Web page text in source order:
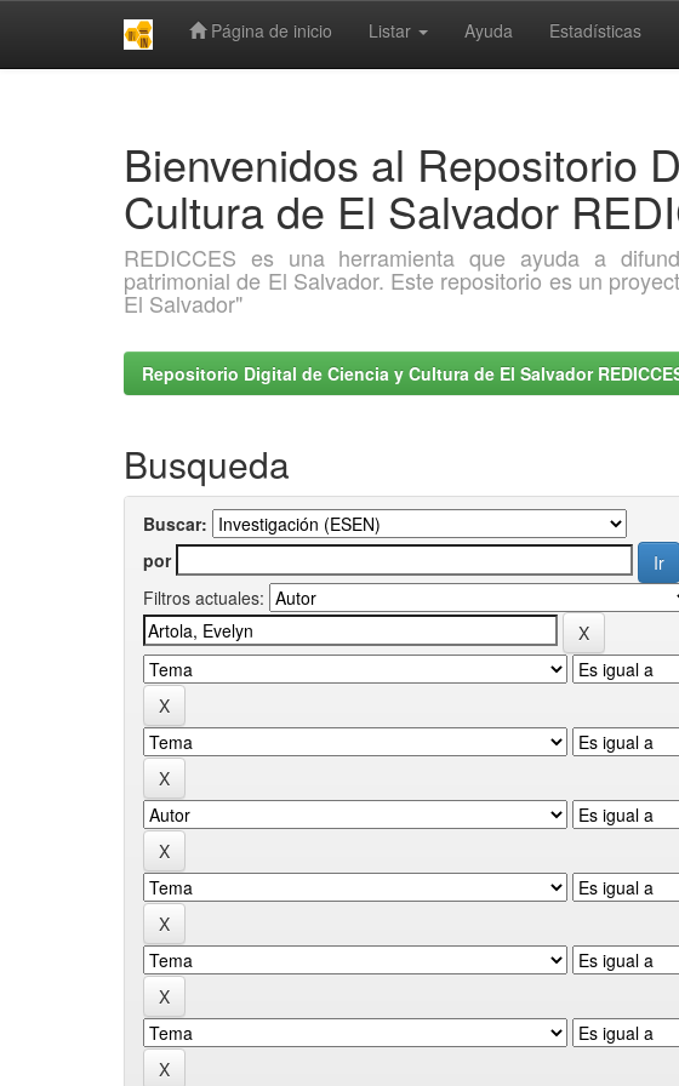
Página de inicio Listar Ayuda Estadísticas
Bienvenidos al Repositorio
Cultura de El Salvador
REDICCES es una herramienta que ayuda a
patrimonial de El Salvador. Este repositorio es un
El Salvador"
Repositorio Digital de Ciencia y Cultura de El Salvador
Busqueda
Buscar:
por
Filtros actuales: